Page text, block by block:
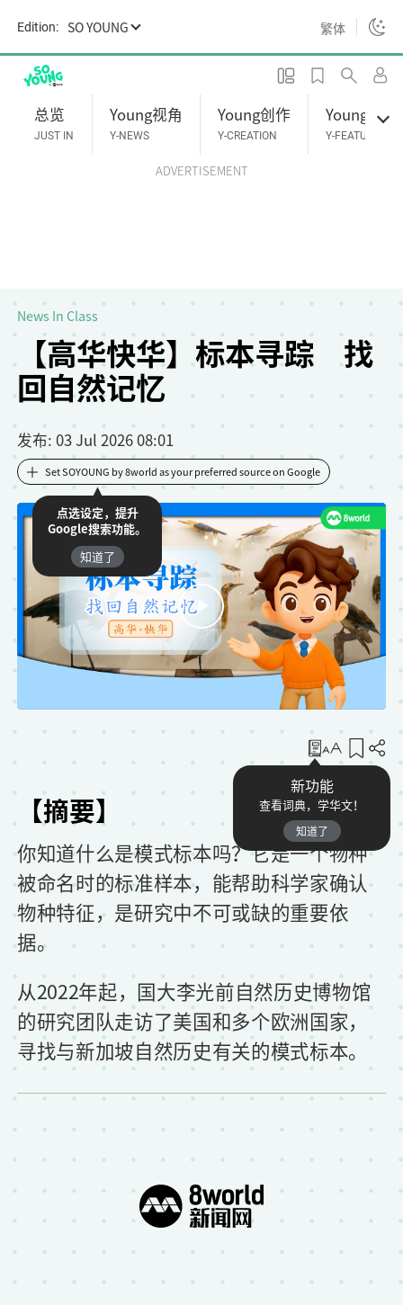
i
Edition: SO YOUNG 繁体
总览
JUST IN
Young视角
Y-NEWS
Young创作
Y-CREATION
Young专题
Y-FEATURES
ADVERTISEMENT
【高华快华】标本寻踪 找
回自然记忆
News In Class
发布: 03 Jul 2026 08:01
Set SOYOUNG by 8world as your preferred source on Google
点选设定，提升
Google搜索功能。
知道了
新功能
查看词典，学华文！
知道了
收藏
【摘要】
你知道什么是模式标本吗？它是一个物种
被命名时的标准样本，能帮助科学家确认
物种特征，是研究中不可或缺的重要依
据。
从2022年起，国大李光前自然历史博物馆
的研究团队走访了美国和多个欧洲国家，
寻找与新加坡自然历史有关的模式标本。